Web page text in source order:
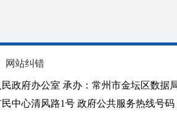
网站纠错
政府办公室 承办：常州市金坛区数据
中心清风路1号 政府公共服务热线号码